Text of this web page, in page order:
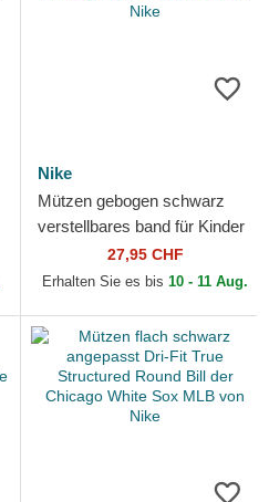
Nike
Mützen gebogen schwarz
verstellbares band für Kinder
Dri-Fit Club Structured der
Chicago White...
27,95 CHF
Erhalten Sie es bis 10 - 11 Aug.